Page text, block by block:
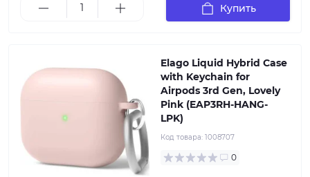
Купить
Elago Liquid Hybrid Case
with Keychain for
Airpods 3rd Gen, Lovely
Pink (EAP3RH-HANG-
LPK)
Код товара: 1008707
0